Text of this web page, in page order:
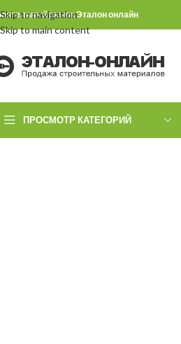
Skip to navigation
Skip to main content
рынок Эталон онлайн
ПРОСМОТР КАТЕГОРИЙ